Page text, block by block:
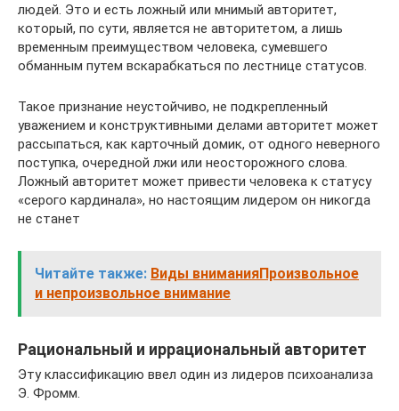
людей. Это и есть ложный или мнимый авторитет,
который, по сути, является не авторитетом, а лишь
временным преимуществом человека, сумевшего
обманным путем вскарабкаться по лестнице статусов.
Такое признание неустойчиво, не подкрепленный
уважением и конструктивными делами авторитет может
рассыпаться, как карточный домик, от одного неверного
поступка, очередной лжи или неосторожного слова.
Ложный авторитет может привести человека к статусу
«серого кардинала», но настоящим лидером он никогда
не станет
Читайте также: Виды вниманияПроизвольное
и непроизвольное внимание
Рациональный и иррациональный авторитет
Эту классификацию ввел один из лидеров психоанализа
Э. Фромм.